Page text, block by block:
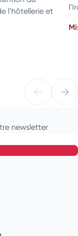
l’hôtellerie et
newsletter